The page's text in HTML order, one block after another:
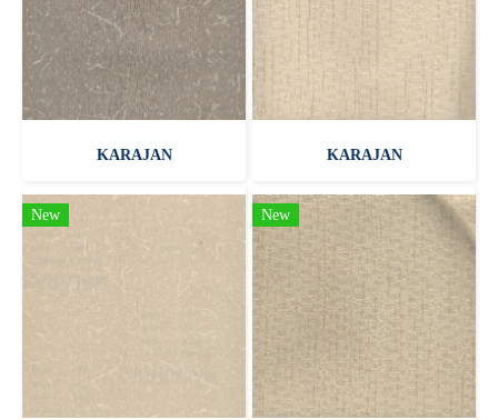
KARAJAN KARAJAN
New New